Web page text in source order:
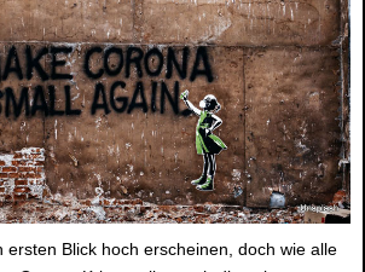
ersten Blick hoch erscheinen, doch wie alle